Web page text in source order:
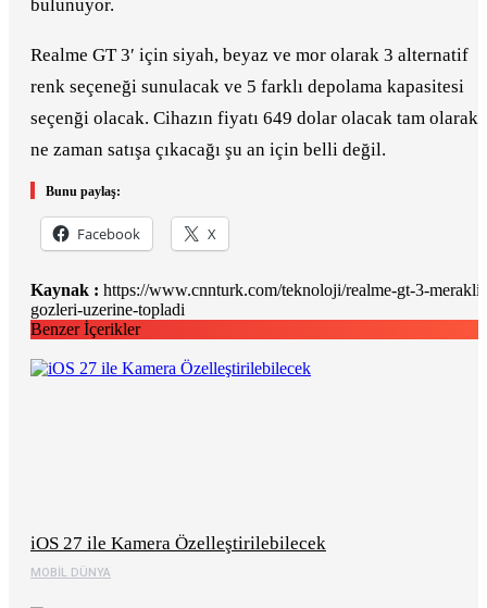
bulunuyor.
Realme GT 3′ için siyah, beyaz ve mor olarak 3 alternatif
renk seçeneği sunulacak ve 5 farklı depolama kapasitesi
seçenği olacak. Cihazın fiyatı 649 dolar olacak tam olarak
ne zaman satışa çıkacağı şu an için belli değil.
Bunu paylaş:
Facebook X
Kaynak : https://www.cnnturk.com/teknoloji/realme-gt-3-merakli-
gozleri-uzerine-topladi
Benzer İçerikler
MOBIL DÜNYA
iOS 27 ile Kamera Özelleştirilebilecek